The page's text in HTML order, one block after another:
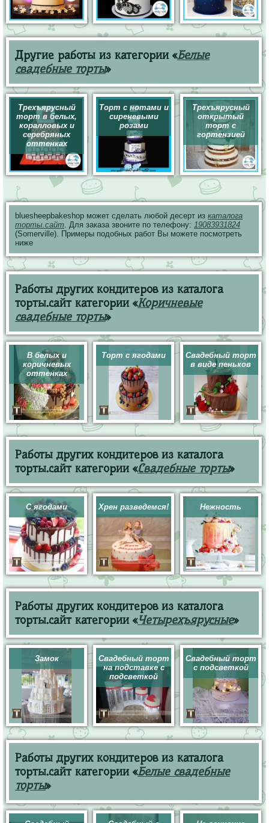
Другие работы из категории «Белые
свадебные торты»
Трехъярусный
торт в белых,
коралловых и
серебряных
оттенках
Торт с нотами и
сиреневыми
розами
Трехъярусный
открытый
торт с
гортензией
bluesheepbakeshop может сделать любой десерт из каталога
торты.сайт. Для заказа звоните по телефону: 19083931824
(Somerville). Примеры подобных работ Вы можете посмотреть
ниже
Работы других кондитеров из каталога
торты.сайт категории «Коричневые
свадебные торты»
В белых и
коричневых
оттенках
Торт с ягодами
Свадебный торт
в виде пеньков
Работы других кондитеров из каталога
торты.сайт категории «Свадебные торты»
С ягодами Хрен разведемся! Нежность
Работы других кондитеров из каталога
торты.сайт категории «Четырехъярусные»
Замок
Свадебный торт
на подставке с
подсветкой
Свадебный торт
с подсветкой
Работы других кондитеров из каталога
торты.сайт категории «Белые свадебные
торты»